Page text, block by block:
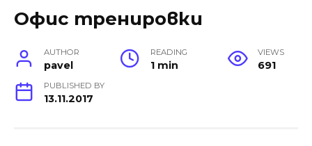
Офис тренировки
AUTHOR
pavel
READING
1 min
VIEWS
691
PUBLISHED BY
13.11.2017